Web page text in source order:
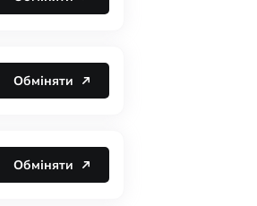
Обміняти
Обміняти